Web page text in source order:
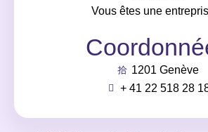
Vous êtes une
1201 Genève
+ 41 22 518 28